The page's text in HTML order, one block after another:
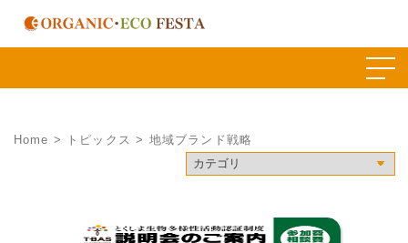
Skip
Home > トピックス > 地域ブランド戦略